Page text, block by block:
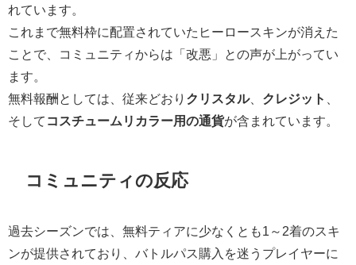
れています。
これまで無料枠に配置されていたヒーロースキンが消えた
ことで、コミュニティからは「改悪」との声が上がってい
ます。
無料報酬としては、従来どおり クリスタル、 クレジット
そして コスチュームリカラー用の通貨が含まれています。
コミュニティの反応
過去シーズンでは、無料ティアに少なくとも1～2着のスキ
ンが提供されており、バトルパス購入を迷うプレイヤーに